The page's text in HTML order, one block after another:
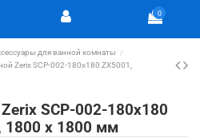
0
для ванной комнаты
Zerix SCP-002-180x180 ZX5001,
SCP-002-180x180
1800 х 1800 мм